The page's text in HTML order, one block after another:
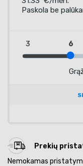
Prekių
Nemokamas